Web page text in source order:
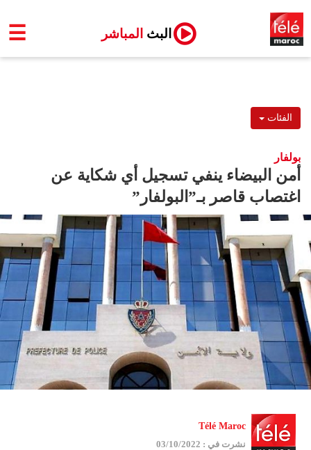
☰ البث المباشر
الفئات
بولفار
أمن البيضاء ينفي تسجيل أي شكاية عن
اغتصاب قاصر بـ”البولفار”
Télé Maroc
نشرت في : 03/10/2022